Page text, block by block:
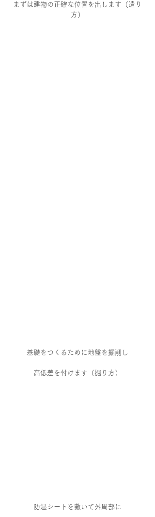
まずは建物の正確な位置を出します（遣り
方）
基礎をつくるために地盤を掘削し
高低差を付けます（掘り方）
防湿シートを敷いて外周部に